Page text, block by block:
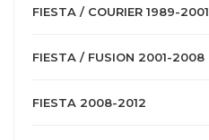
FIESTA / COURIER 1989-2001
FIESTA / FUSION 2001-2008
FIESTA 2008-2012